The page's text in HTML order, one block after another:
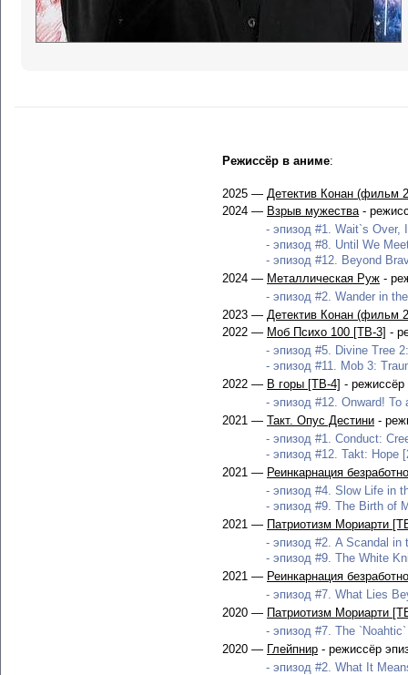
Режиссёр в аниме:
2025 — Детектив Конан (фильм
2024 — Взрыв мужества-
- эпизод #1. Wait`s Over,
- эпизод #8. Until We
- эпизод #12. Beyond
2024 — Металлическая Руж -
- эпизод #2. Wander in
2023 — Детектив Конан (фильм
2022 — Моб Психо 100 [ТВ-3] -
- эпизод #5. Divine Tree
- эпизод #11. Mob 3:
2022 — В горы [ТВ-4] - режиссёр
- эпизод #12. Onward!
2021 — Такт. Опус Дестини -
- эпизод #1. Conduct:
- эпизод #12. Takt: Hope
2021 — Реинкарнация
- эпизод #4. Slow Life in
- эпизод #9. The Birth of
2021 — Патриотизм Мориарти
- эпизод #2. A Scandal in
- эпизод #9. The White
2021 — Реинкарнация
- эпизод #7. What Lies
2020 — Патриотизм Мориарти
- эпизод #7. The
2020 — Глейпнир - режиссёр
- эпизод #2. What It